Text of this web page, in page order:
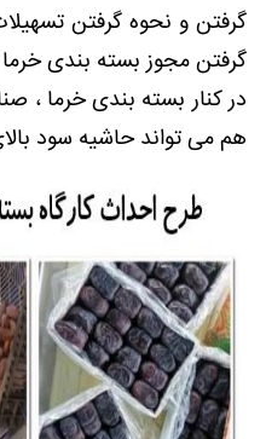
گرفتن و نحوه گرفتن
گرفتن مجوز بسته بندی خرما
در کنار بسته بندی خرما ،
هم می تواند حاشیه سود